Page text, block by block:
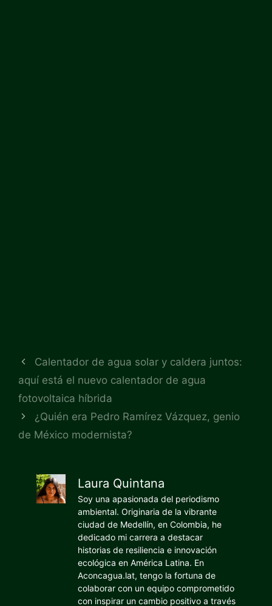
Calentador de agua solar y caldera juntos:
aquí está el nuevo calentador de agua
fotovoltaica híbrida
¿Quién era Pedro Ramírez Vázquez, genio
de México modernista?
Laura Quintana
Soy una apasionada del periodismo
ambiental. Originaria de la vibrante
ciudad de Medellín, en Colombia, he
dedicado mi carrera a destacar
historias de resiliencia e innovación
ecológica en América Latina. En
Aconcagua.lat, tengo la fortuna de
colaborar con un equipo comprometido
con inspirar un cambio positivo a través